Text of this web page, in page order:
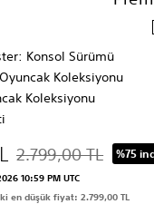
Konsol Sürümü
Koleksiyonu
Koleksiyonu
Orijinal fiyat olan
2.799,00 TL %75
10:59 PM UTC
en düşük fiyat: 2.799,00 TL